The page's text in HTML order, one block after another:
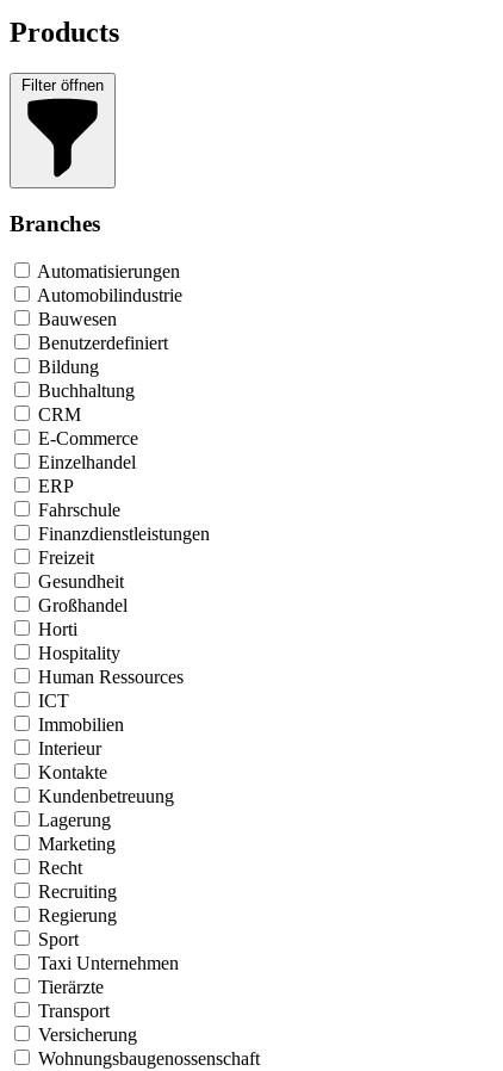
Products
Filter öffnen
Branches
Automatisierungen
Automobilindustrie
Bauwesen
Benutzerdefiniert
Bildung
Buchhaltung
CRM
E-Commerce
Einzelhandel
ERP
Fahrschule
Finanzdienstleistungen
Freizeit
Gesundheit
Großhandel
Horti
Hospitality
Human Ressources
ICT
Immobilien
Interieur
Kontakte
Kundenbetreuung
Lagerung
Marketing
Recht
Recruiting
Regierung
Sport
Taxi Unternehmen
Tierärzte
Transport
Versicherung
Wohnungsbaugenossenschaft